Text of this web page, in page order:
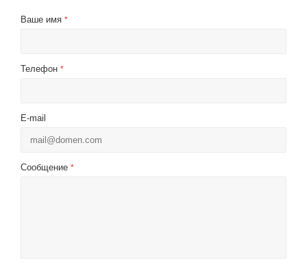
Ваше имя *
Телефон *
E-mail
Сообщение *